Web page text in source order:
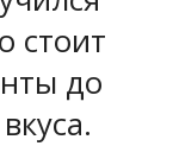
стоит
до